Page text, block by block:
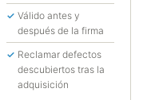
Válido antes y
después de la firma
Reclamar defectos
descubiertos tras la
adquisición